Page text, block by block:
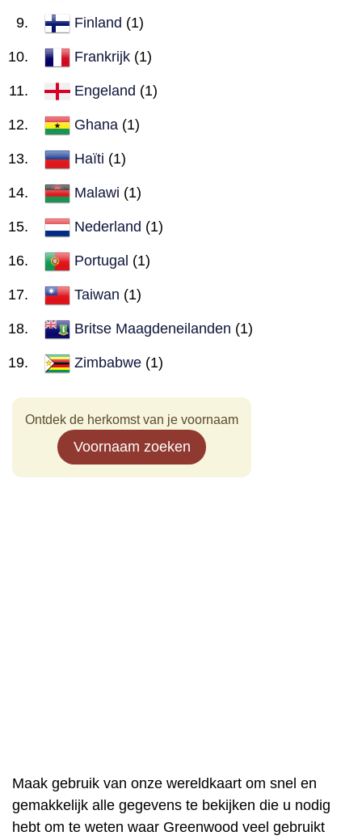
Finland (1)
Frankrijk (1)
Engeland (1)
Ghana (1)
Haïti (1)
Malawi (1)
Nederland (1)
Portugal (1)
Taiwan (1)
Britse Maagdeneilanden (1)
Zimbabwe (1)
Ontdek de herkomst van je voornaam
Voornaam zoeken
Maak gebruik van onze wereldkaart om snel en
gemakkelijk alle gegevens te bekijken die u nodig
hebt om te weten waar Greenwood veel gebruikt